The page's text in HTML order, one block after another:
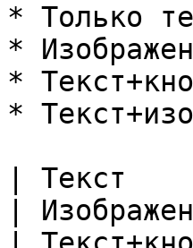
* Только
*
*
*
| Текст
|